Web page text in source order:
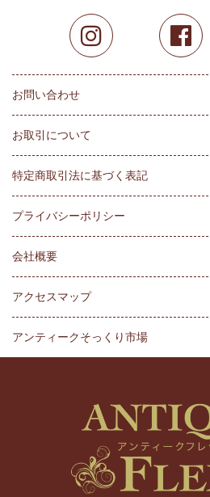
お問い合わせ
お取引について
特定商取引法に基づく表記
プライバシーポリシー
会社概要
アクセスマップ
アンティークそっくり市場